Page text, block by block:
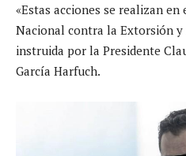
«Estas acciones se realizan
Nacional contra la Extorsión
instruida por la Presidente
García Harfuch.